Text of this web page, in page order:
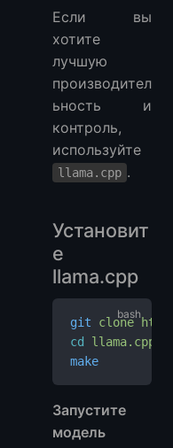
Если вы
хотите
лучшую
производител
ьность и
контроль,
используйте
llama.cpp .
Установит
е
llama.cpp
git clone
cd
llama.cpp
make
Запустите
модель